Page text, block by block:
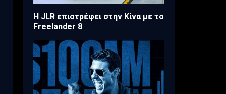
Η JLR επιστρέφει στην Κίνα με το
Freelander 8